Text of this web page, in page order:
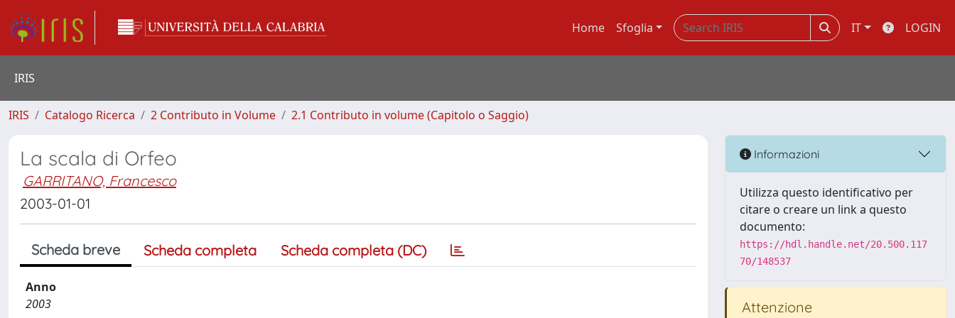
Home Sfoglia IT LOGIN
IRIS
IRIS Catalogo Ricerca 2 Contributo in Volume 2.1 Contributo in volume (Capitolo o Saggio)
La scala di Orfeo
GARRITANO, Francesco
2003-01-01
Scheda breve Scheda completa Scheda completa (DC)
Anno
2003
Informazioni
Utilizza questo identificativo per
citare o creare un link a questo
documento:
https://hdl.handle.net/20.500.117
70/148537
Attenzione